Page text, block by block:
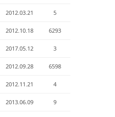
2012.03.21 5
2012.10.18 6293
2017.05.12 3
2012.09.28 6598
2012.11.21 4
2013.06.09 9